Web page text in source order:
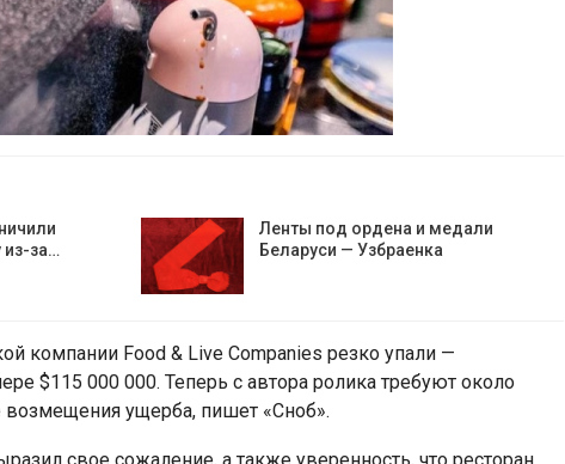
из-за…
Ленты под ордена и медали
Беларуси — Узбраенка
компании Food & Live Companies резко упали —
$115 000 000. Теперь с автора ролика требуют около
ущерба, пишет «Сноб».
свое сожаление, а также уверенность, что ресторан